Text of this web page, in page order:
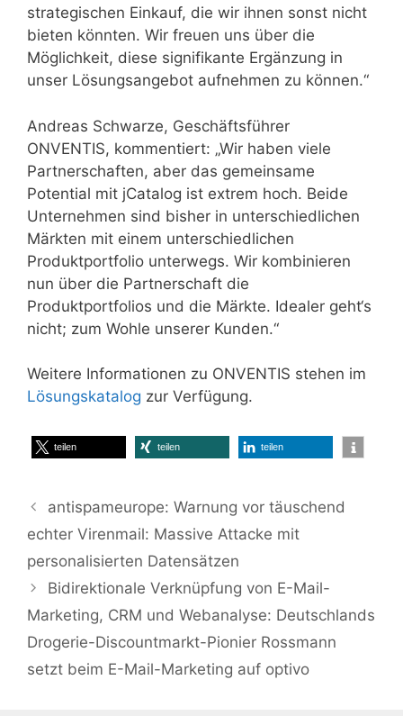
strategischen Einkauf, die wir ihnen sonst nicht
bieten könnten. Wir freuen uns über die
Möglichkeit, diese signifikante Ergänzung in
unser Lösungsangebot aufnehmen zu können.“
Andreas Schwarze, Geschäftsführer
ONVENTIS, kommentiert: „Wir haben viele
Partnerschaften, aber das gemeinsame
Potential mit jCatalog ist extrem hoch. Beide
Unternehmen sind bisher in unterschiedlichen
Märkten mit einem unterschiedlichen
Produktportfolio unterwegs. Wir kombinieren
nun über die Partnerschaft die
Produktportfolios und die Märkte. Idealer geht‘s
nicht; zum Wohle unserer Kunden.“
Weitere Informationen zu ONVENTIS stehen im
Lösungskatalog zur Verfügung.
teilen teilen teilen
antispameurope: Warnung vor täuschend
echter Virenmail: Massive Attacke mit
personalisierten Datensätzen
Bidirektionale Verknüpfung von E-Mail-
Marketing, CRM und Webanalyse: Deutschlands
Drogerie-Discountmarkt-Pionier Rossmann
setzt beim E-Mail-Marketing auf optivo